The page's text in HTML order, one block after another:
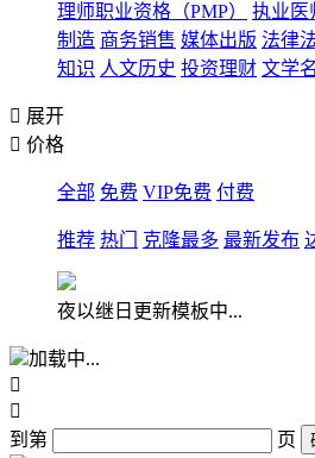
理师职业资格（PMP）
执业医
制造 商务销售 媒体出版 法律
知识 人文历史 投资理财 文学
 展开
 价格
全部 免费 VIP免费 付费
推荐 热门 克隆最多 最新发布
夜以继日更新模板中...
加载中...


到第
页